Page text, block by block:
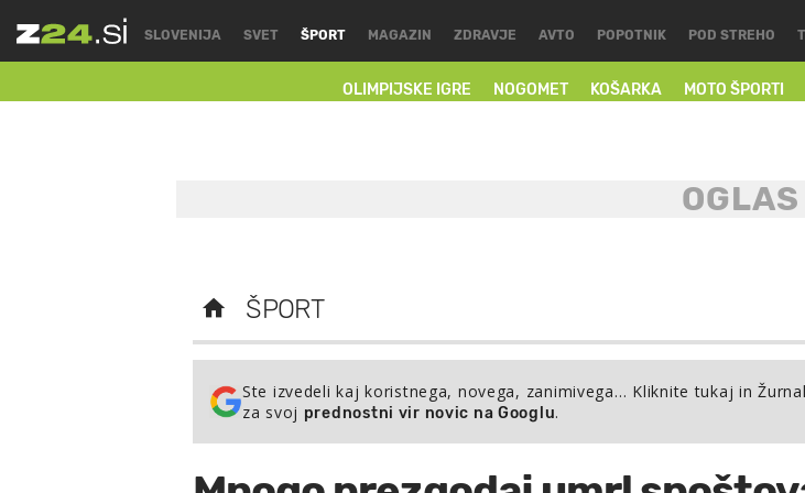
SLOVENIJA SVET ŠPORT
OLIMPIJSKE IGRE NOGOMET KOŠARKA MOTO ŠPORTI
MAGAZIN ZDRAVJE AVTO POPOTNIK POD STREHO
ŠPORT
Ste izvedeli kaj koristnega, novega, zanimivega… Kliknite tukaj in
za svoj prednostni vir novic na Googlu.